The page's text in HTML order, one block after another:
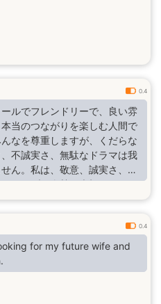
0.4
ルでフレンドリーで、良い雰
当のつながりを楽しむ人間で
なを尊重しますが、くだらな
不誠実さ、無駄なドラマは我
ん。私は、敬意、誠実さ、そ
ティブな姿勢を大切にしてい
0.4
for my future wife and